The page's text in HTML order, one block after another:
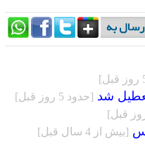
شد [حدود 5 روز قبل]
[بيش از 4 سال قبل]